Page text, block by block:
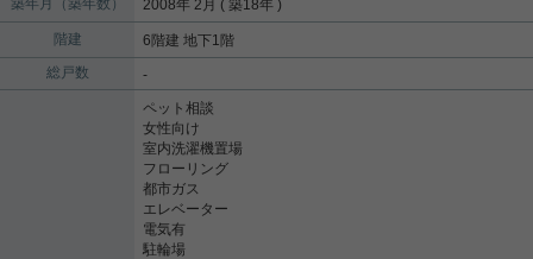
2008年 2月 ( 築18年 )
階建
6階建 地下1階
総戸数
-
ペット相談
女性向け
室内洗濯機置場
フローリング
都市ガス
エレベーター
電気有
駐輪場